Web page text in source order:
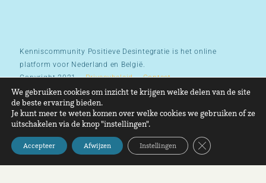
Kenniscommunity Positieve Desintegratie is het online
platform voor Nederland en België.
Copyright 2021 –Privacybeleid–Contact
We gebruiken cookies om inzicht te krijgen welke delen van de site
de beste ervaring bieden.
Je kunt meer te weten komen over welke cookies we gebruiken of ze
uitschakelen via de knop "instellingen".
Accepteer Afwijzen Instellingen Sluit AVG/GDPR